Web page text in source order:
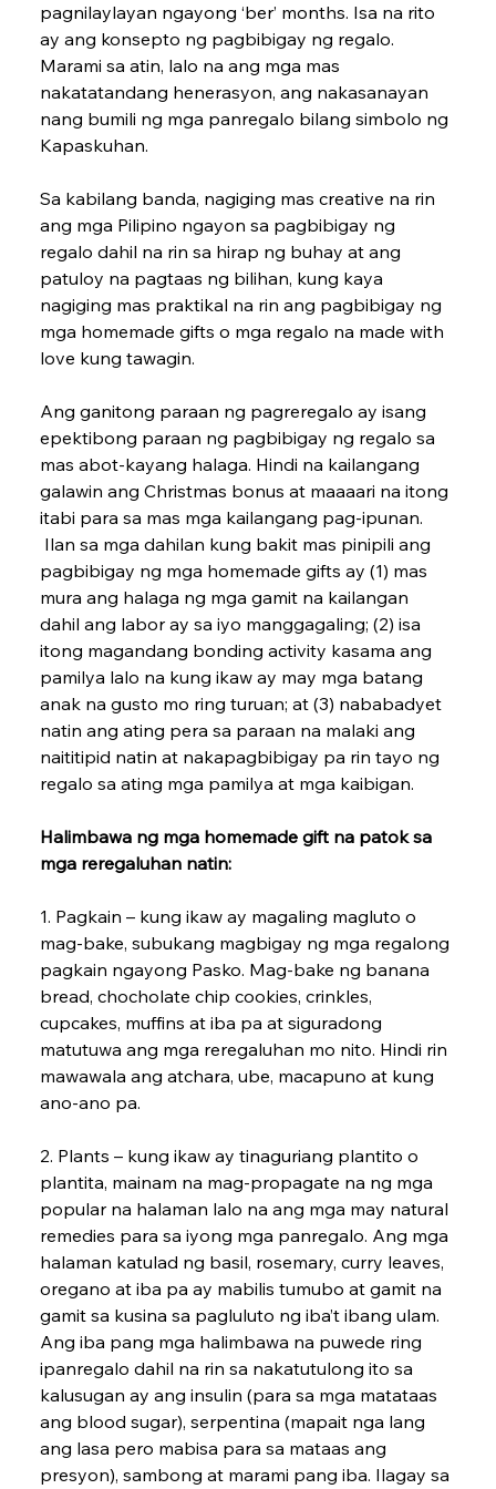
pagnilaylayan ngayong ‘ber’ months. Isa na rito
ay ang konsepto ng pagbibigay ng regalo.
Marami sa atin, lalo na ang mga mas
nakatatandang henerasyon, ang nakasanayan
nang bumili ng mga panregalo bilang simbolo ng
Kapaskuhan.
Sa kabilang banda, nagi­ging mas creative na rin
ang mga Pilipino ngayon sa pagbibigay ng
regalo dahil na rin sa hirap ng buhay at ang
patuloy na pagtaas ng bilihan, kung kaya
nagiging mas praktikal na rin ang pagbibigay ng
mga homemade gifts o mga regalo na made with
love kung tawagin.
Ang ganitong paraan ng pagreregalo ay isang
epektibong paraan ng pagbibigay ng regalo sa
mas abot-kayang halaga. Hindi na kailangang
galawin ang Christmas bonus at maaaari na itong
itabi para sa mas mga kailangang pag-ipunan.
pagbibigay ng mga homemade gifts ay (1) mas
mura ang halaga ng mga gamit na kailangan
dahil ang labor ay sa iyo manggaga­ling; (2) isa
itong magandang bon­ding activity kasama ang
pamilya lalo na kung ikaw ay may mga batang
anak na gusto mo ring turuan; at (3) nababadyet
natin ang ating pera sa paraan na malaki ang
naititipid natin at nakapagbibigay pa rin tayo ng
regalo sa ating mga pamilya at mga kaibigan.
Halimbawa ng mga homemade gift na patok sa
mga reregaluhan natin:
1. Pagkain – kung ikaw ay magaling mag­luto o
mag-bake, subukang magbigay ng mga regalong
pagkain ngayong Pasko. Mag-bake ng banana
bread, chocholate chip coo­kies, crinkles,
cupcakes, muffins at iba pa at siguradong
matutuwa ang mga reregaluhan mo nito. Hindi rin
mawawala ang atchara, ube, macapuno at kung
ano-ano pa.
2. Plants – kung ikaw ay tinaguriang plantito o
plantita, mainam na mag-propagate na ng mga
popular na halaman lalo na ang mga may natural
remedies para sa iyong mga panregalo. Ang mga
halaman katulad ng basil, rosemary, curry leaves,
oregano at iba pa ay mabilis tumubo at gamit na
gamit sa kusina sa pagluluto ng iba’t ibang ulam.
Ang iba pang mga halimbawa na puwede ring
ipanregalo dahil na rin sa nakatutulong ito sa
kalusugan ay ang insulin (para sa mga matataas
ang blood su­gar), serpentina (mapait nga lang
ang lasa pero mabisa para sa mataas ang
presyon), sambong at marami pang iba. Ilagay sa